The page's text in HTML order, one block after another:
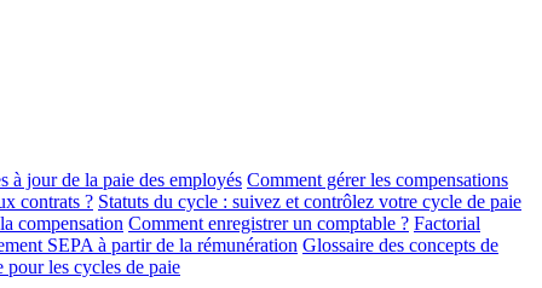
à jour de la paie des employés Comment gérer les compensations
contrats ? Statuts du cycle : suivez et contrôlez votre cycle de paie
compensation Comment enregistrer un comptable ? Factorial
SEPA à partir de la rémunération Glossaire des concepts de
pour les cycles de paie